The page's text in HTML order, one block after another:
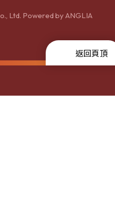
Ltd. Powered byANGLIA
返回頁頂